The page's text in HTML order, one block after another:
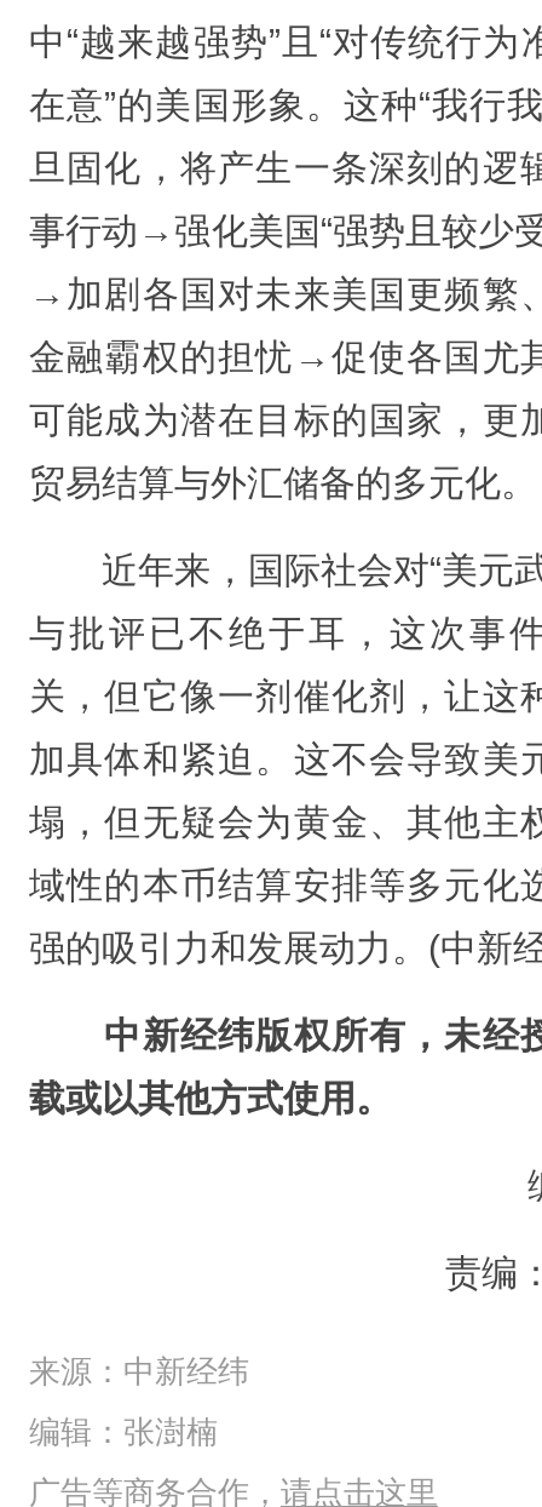
中“越来越强势”且“对传统行为
在意”的美国形象。这种“我行
旦固化，将产生一条深刻的逻
事行动→强化美国“强势且较少
→加剧各国对未来美国更频繁
金融霸权的担忧→促使各国尤
可能成为潜在目标的国家，更
贸易结算与外汇储备的多元化。
近年来，国际社会对“美元
与批评已不绝于耳，这次事
关，但它像一剂催化剂，让这
加具体和紧迫。这不会导致美
塌，但无疑会为黄金、其他主
域性的本币结算安排等多元化
强的吸引力和发展动力。(中新
中新经纬版权所有，未经
载或以其他方式使用。
责编
来源：中新经纬
编辑：张澍楠
广告等商务合作， 请点击这里